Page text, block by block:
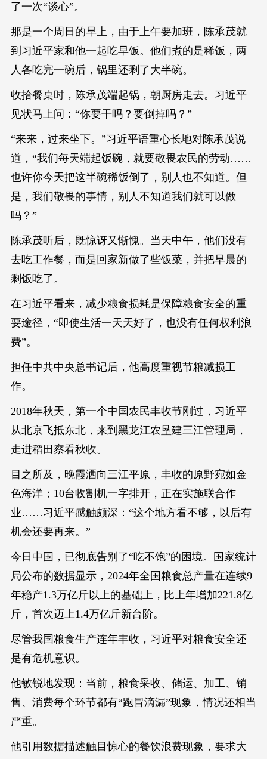
了一次“谈心”。
那是一个周日的早上，由于上午要加班，陈承茂就
到习近平家和他一起吃早饭。他们煮的是稀饭，两
人各吃完一碗后，锅里还剩了大半碗。
收拾餐桌时，陈承茂端起锅，朝厨房走去。习近平
见状马上问：“你要干吗？要倒掉吗？”
“来来，过来坐下。”习近平语重心长地对陈承茂说
道，“我们每天端起饭碗，就要敬畏农民的劳动……
也许你今天把这半碗稀饭倒了，别人也不知道。但
是，我们敬畏的事情，别人不知道我们就可以做
吗？”
陈承茂听后，既惊讶又惭愧。当天中午，他们没有
去吃工作餐，而是回家新做了些饭菜，并把早晨的
剩饭吃了。
在习近平看来，减少粮食损耗是保障粮食安全的重
要途径，“即使生活一天天好了，也没有任何权利浪
费”。
担任中共中央总书记后，他高度重视节粮减损工
作。
2018年秋天，第一个中国农民丰收节刚过，习近平
从北京飞抵东北，来到黑龙江农垦建三江管理局，
走进稻田察看秋收。
目之所及，晚霞洒向三江平原，丰收的原野宛如金
色海洋；10台收割机一字排开，正在实施联合作
业……习近平感触颇深：“这个地方看不够，以后有
机会还要再来。”
今日中国，已彻底告别了“吃不饱”的困境。国家统计
局公布的数据显示，2024年全国粮食总产量在连续9
年稳产1.3万亿斤以上的基础上，比上年增加221.8亿
斤，首次迈上1.4万亿斤新台阶。
尽管我国粮食生产连年丰收，习近平对粮食安全还
是有危机意识。
他敏锐地发现：当前，粮食采收、储运、加工、销
售、消费每个环节都有“跑冒滴漏”现象，情况还相当
严重。
他引用数据描述触目惊心的餐饮浪费现象，要求大